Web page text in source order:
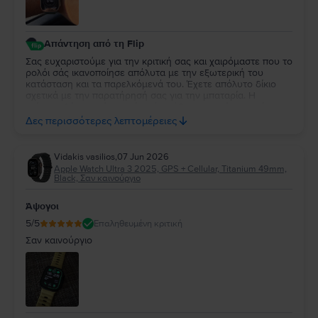
Απάντηση από τη Flip
Σας ευχαριστούμε για την κριτική σας και χαιρόμαστε που το
ρολόι σάς ικανοποίησε απόλυτα με την εξωτερική του
κατάσταση και τα παρελκόμενά του. Έχετε απόλυτο δίκιο
μπαταρίας κάτω από 85% περνάει αυτόματα από
αντικατάσταση, επομένως το 84% αποτελεί δική μας αστοχία
από 2 χρόνια εγγύηση, θέλουμε να διορθώσουμε άμεσα
αυτό το σφάλμα. Παρακαλούμε επικοινωνήστε μαζί μας
μέσω email στο contact@flip.gr ώστε να προγραμματίσουμε
εξασφαλίσουμε την εμπειρία 5 αστέρων που σας αξίζει!
Δες περισσότερες λεπτομέρειες
Vidakis vasilios,07 Jun 2026
Apple Watch Ultra 3 2025, GPS + Cellular, Titanium 49mm,
Black, Σαν καινούργιο
Άψογοι
5/5 Επαληθευμένη κριτική
Σαν καινούργιο